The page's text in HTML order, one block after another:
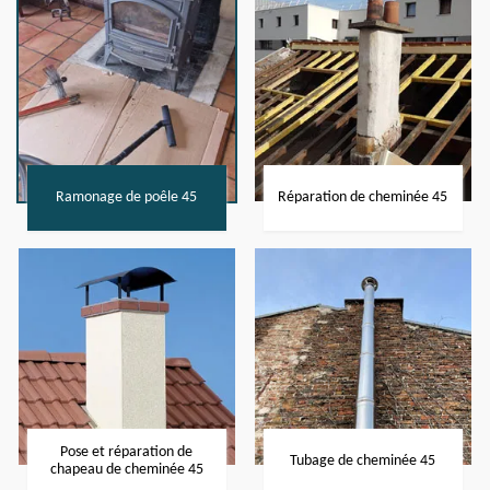
Ramonage de poêle 45 Réparation de cheminée 45
Pose et réparation de
chapeau de cheminée 45
Tubage de cheminée 45